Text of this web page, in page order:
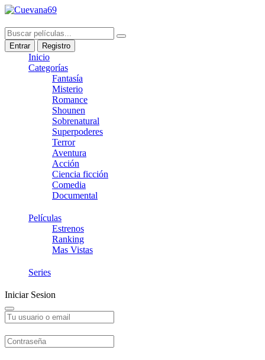
Entrar Registro
Inicio
Categorías
Fantasía
Misterio
Romance
Shounen
Sobrenatural
Superpoderes
Terror
Aventura
Acción
Ciencia ficción
Comedia
Documental
Películas
Estrenos
Ranking
Mas Vistas
Series
Iniciar Sesion